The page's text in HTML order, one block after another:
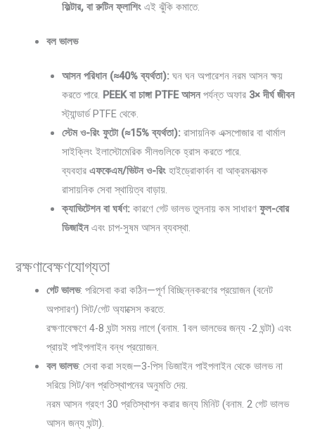
ফিল্টার, বা রুটিন ফ্লাশিং এই ঝুঁকি কমাতে.
বল ভালভ
আসন পরিধান (≈40% ব্যর্থতা): ঘন ঘন অপারেশন নরম আসন ক্ষয়
করতে পারে. PEEK বা চাঙ্গা PTFE আসনপর্যন্ত অফার 3× দীর্ঘ জীবন
স্ট্যান্ডার্ড PTFE থেকে.
স্টেম ও-রিং ফুটো (≈15% ব্যর্থতা): রাসায়নিক এক্সপোজার বা থার্মাল
সাইক্লিং ইলাস্টোমেরিক সীলগুলিকে হ্রাস করতে পারে.
ব্যবহারএফকেএম/ভিটন ও-রিং হাইড্রোকার্বন বা আক্রমনাত্মক
রাসায়নিক সেবা স্থায়িত্ব বাড়ায়.
ক্যাভিটেশন বা ঘর্ষণ: কারণে গেট ভালভ তুলনায় কম সাধারণফুল-বোর
ডিজাইনএবং চাপ-সুষম আসন ব্যবস্থা.
রক্ষণাবেক্ষণযোগ্যতা
গেট ভালভ: পরিসেবা করা কঠিন—পূর্ণ বিচ্ছিন্নকরণের প্রয়োজন (বনেট
অপসারণ) সিট/গেট অ্যাক্সেস করতে.
রক্ষণাবেক্ষণে 4-8 ঘন্টা সময় লাগে (বনাম. 1বল ভালভের জন্য -2 ঘন্টা) এবং
প্রায়ই পাইপলাইন বন্ধ প্রয়োজন.
বল ভালভ: সেবা করা সহজ—3-পিস ডিজাইন পাইপলাইন থেকে ভালভ না
সরিয়ে সিট/বল প্রতিস্থাপনের অনুমতি দেয়.
নরম আসন গ্রহণ 30 প্রতিস্থাপন করার জন্য মিনিট (বনাম. 2 গেট ভালভ
আসন জন্য ঘন্টা).